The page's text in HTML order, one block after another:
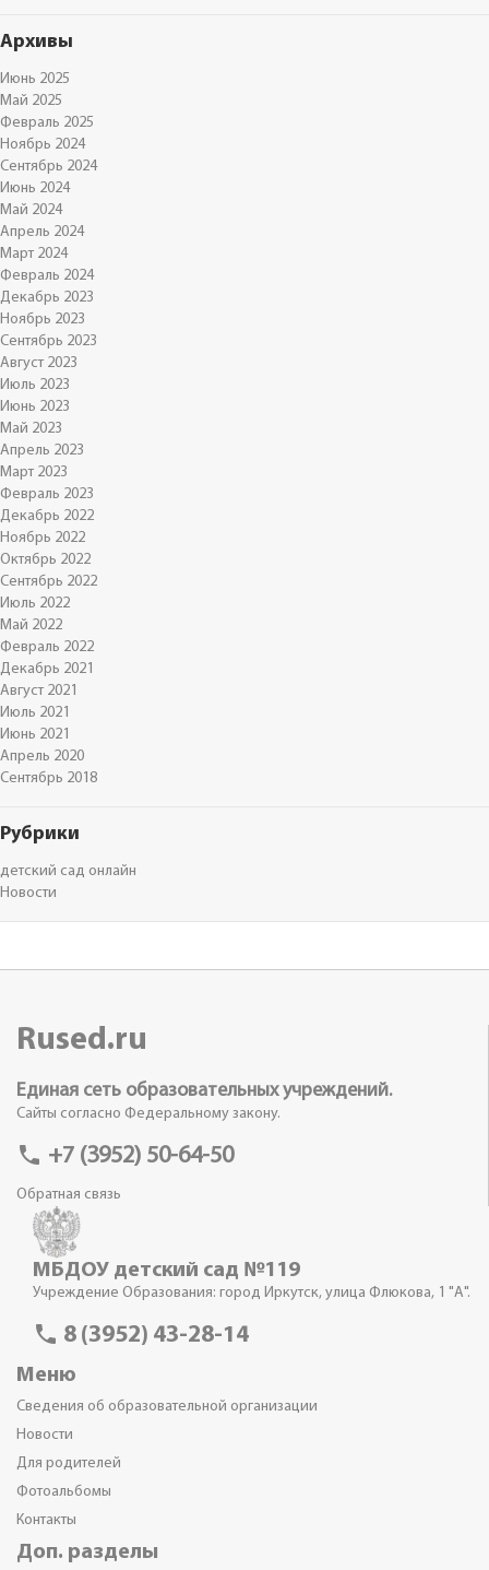
Архивы
Июнь 2025
Май 2025
Февраль 2025
Ноябрь 2024
Сентябрь 2024
Июнь 2024
Май 2024
Апрель 2024
Март 2024
Февраль 2024
Декабрь 2023
Ноябрь 2023
Сентябрь 2023
Август 2023
Июль 2023
Июнь 2023
Май 2023
Апрель 2023
Март 2023
Февраль 2023
Декабрь 2022
Ноябрь 2022
Октябрь 2022
Сентябрь 2022
Июль 2022
Май 2022
Февраль 2022
Декабрь 2021
Август 2021
Июль 2021
Июнь 2021
Апрель 2020
Сентябрь 2018
Рубрики
детский сад онлайн
Новости
Rused.ru
Единая сеть образовательных учреждений.
Сайты согласно Федеральному закону.
phone +7 (3952) 50-64-50
Обратная связь
МБДОУ детский сад №119
Учреждение Образования: город Иркутск, улица Флюкова, 1 "А".
phone 8 (3952) 43-28-14
Меню
Сведения об образовательной организации
Новости
Для родителей
Фотоальбомы
Контакты
Доп. разделы